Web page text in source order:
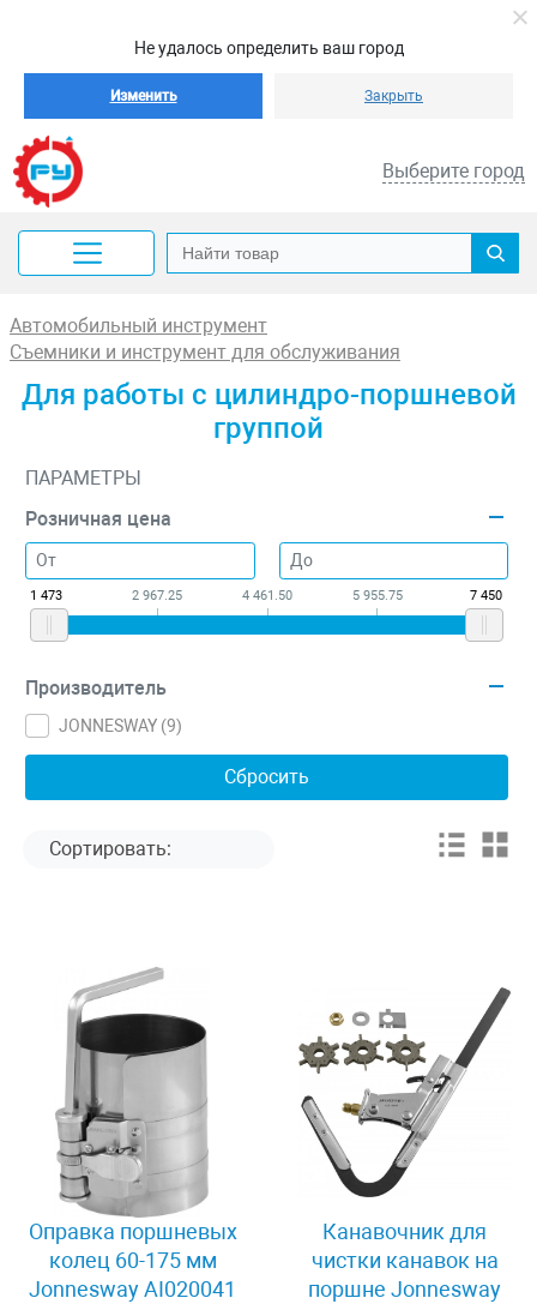
Не удалось определить ваш город
Изменить Закрыть
Выберите город
Автомобильный инструмент
Съемники и инструмент для обслуживания
Для работы с цилиндро-поршневой
группой
ПАРАМЕТРЫ
Розничная цена
1 473 2 967.25 4 461.50 5 955.75 7 450
Производитель
JONNESWAY (9)
Оправка поршневых
колец 60-175 мм
Jonnesway AI020041
Канавочник для
чистки канавок на
поршне Jonnesway